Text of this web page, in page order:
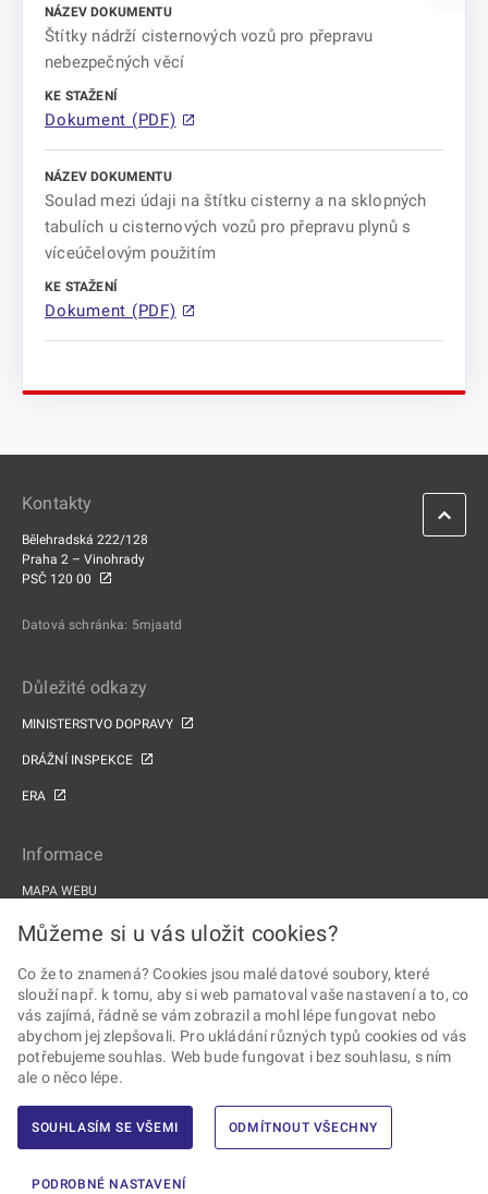
Štítky nádrží cisternových vozů pro přepravu
nebezpečných věcí
Dokument (PDF)
Soulad mezi údaji na štítku cisterny a na sklopných
tabulích u cisternových vozů pro přepravu plynů s
víceúčelovým použitím
Dokument (PDF)
Kontakty
Bělehradská 222/128
Praha 2 – Vinohrady
PSČ 120 00
Datová schránka: 5mjaatd
Důležité odkazy
MINISTERSTVO DOPRAVY
DRÁŽNÍ INSPEKCE
ERA
Informace
MAPA WEBU
PROHLÁŠENÍ O PŘÍSTUPNOSTI
PROJEKTY EU
Sledujte Drážní úřad
Můžeme si u vás uložit cookies?
Co že to znamená? Cookies jsou malé datové soubory, které
slouží např. k tomu, aby si web pamatoval vaše nastavení a to, co
vás zajímá, řádně se vám zobrazil a mohl lépe fungovat nebo
abychom jej zlepšovali. Pro ukládání různých typů cookies od vás
potřebujeme souhlas. Web bude fungovat i bez souhlasu, s ním
ale o něco lépe.
SOUHLASÍM SE VŠEMI ODMÍTNOUT VŠECHNY
PODROBNÉ NASTAVENÍ